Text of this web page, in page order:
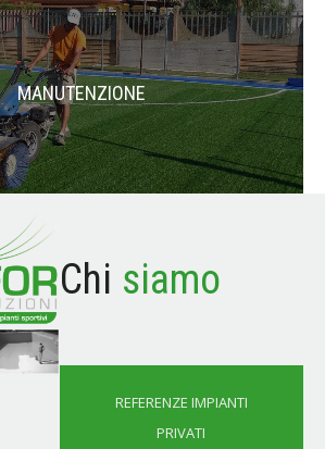
MANUTENZIONE
Chi siamo
REFERENZE IMPIANTI
PRIVATI